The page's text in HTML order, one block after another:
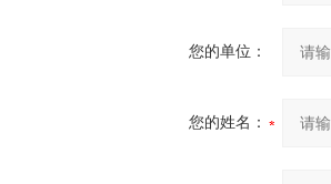
您的单位：
您的姓名：